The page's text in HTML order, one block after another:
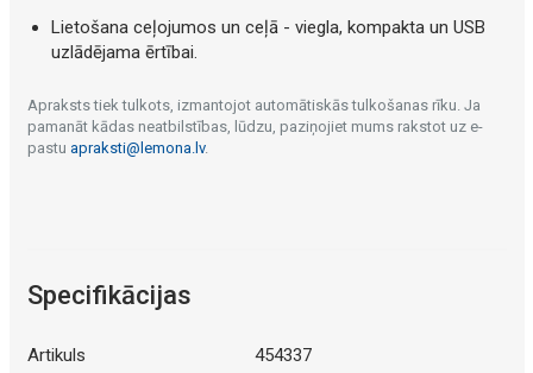
Lietošana ceļojumos un ceļā - viegla, kompakta un USB
uzlādējama ērtībai.
Apraksts tiek tulkots, izmantojot automātiskās tulkošanas rīku. Ja
pamanāt kādas neatbilstības, lūdzu, paziņojiet mums rakstot uz e-
pastu apraksti@lemona.lv.
Specifikācijas
Artikuls 454337